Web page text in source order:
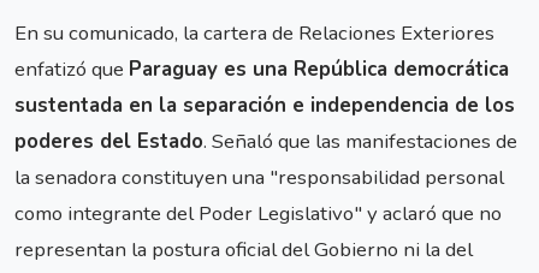
En su comunicado, la cartera de Relaciones Exteriores
enfatizó que Paraguay es una República democrática
sustentada en la separación e independencia de los
poderes del Estado. Señaló que las manifestaciones de
la senadora constituyen una "responsabilidad personal
como integrante del Poder Legislativo" y aclaró que no
representan la postura oficial del Gobierno ni la del